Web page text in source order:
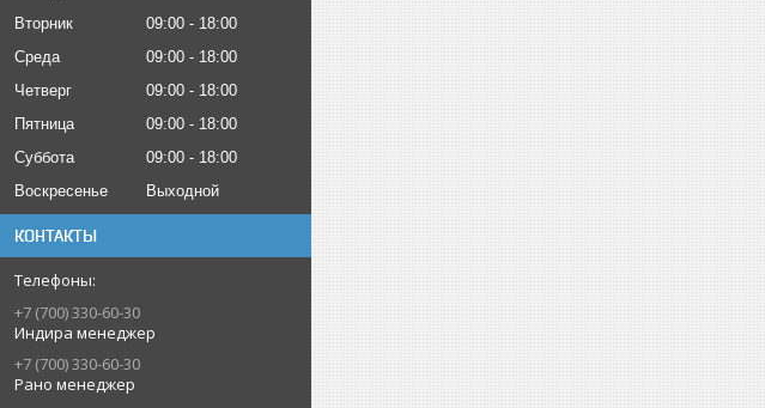
Вторник
09:00
18:00
Среда
09:00
18:00
Четверг
09:00
18:00
Пятница
09:00
18:00
Суббота
09:00
18:00
Воскресенье
Выходной
КОНТАКТЫ
+7 (700) 330-60-30
Индира менеджер
+7 (700) 330-60-30
Рано менеджер